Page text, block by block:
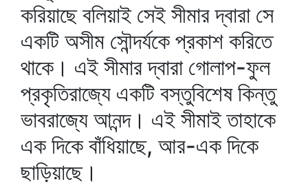
করিয়াছে বলিয়াই সেই সীমার দ্বারা সে
একটি অসীম সৌন্দর্যকে প্রকাশ করিতে
থাকে। এই সীমার দ্বারা গোলাপ-ফুল
প্রকৃতিরাজ্যে একটি বস্তুবিশেষ কিন্তু
ভাবরাজ্যে আনন্দ। এই সীমাই তাহাকে
এক দিকে বাঁধিয়াছে, আর-এক দিকে
ছাড়িয়াছে।